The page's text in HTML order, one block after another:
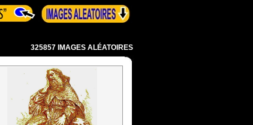
325857 IMAGES ALÉATOIRES